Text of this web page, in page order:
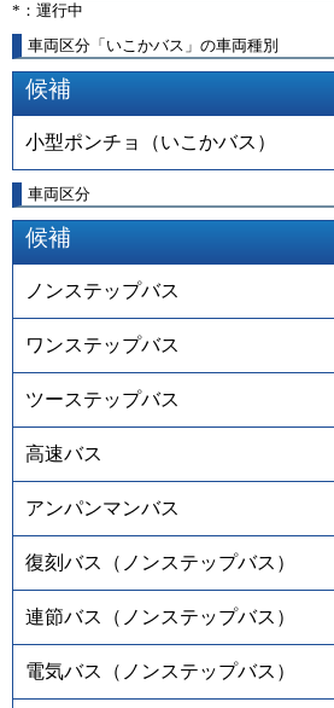
*：運行中
車両区分「いこかバス」の車両種別
候補
小型ポンチョ（いこかバス）
車両区分
候補
ノンステップバス
ワンステップバス
ツーステップバス
高速バス
アンパンマンバス
復刻バス（ノンステップバス）
連節バス（ノンステップバス）
電気バス（ノンステップバス）